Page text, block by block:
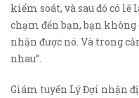
kiểm soát, và sau đó có
chạm đến bạn, bạn
nhận được nó. Và trong
nhau”.
Giám tuyển Lý Đợi nhận